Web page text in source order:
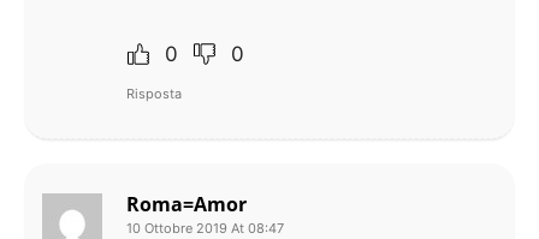
0 0
Risposta
Roma=Amor
10 Ottobre 2019 At 08:47